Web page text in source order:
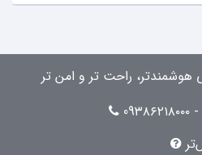
هوشمندتر، راحت تر و امن تر